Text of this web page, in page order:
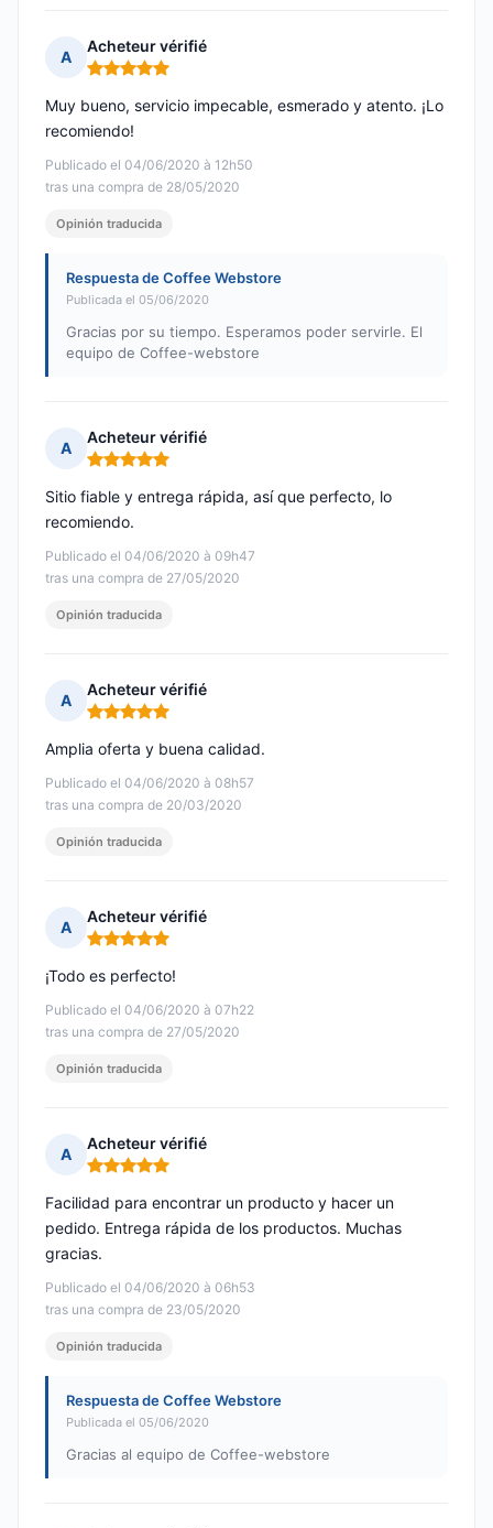
A
Acheteur vérifié
Nota: 5 de 5
Publicado el 04/06/2020 à 12h50
tras una compra de 28/05/2020
Muy bueno, servicio impecable, esmerado y atento. ¡Lo
recomiendo!
Opinión traducida
Respuesta de Coffee Webstore
Publicada el 05/06/2020
Gracias por su tiempo. Esperamos poder servirle. El
equipo de Coffee-webstore
A
Acheteur vérifié
Nota: 5 de 5
Publicado el 04/06/2020 à 09h47
tras una compra de 27/05/2020
Sitio fiable y entrega rápida, así que perfecto, lo
recomiendo.
Opinión traducida
A
Acheteur vérifié
Nota: 5 de 5
Publicado el 04/06/2020 à 08h57
tras una compra de 20/03/2020
Amplia oferta y buena calidad.
Opinión traducida
A
Acheteur vérifié
Nota: 5 de 5
Publicado el 04/06/2020 à 07h22
tras una compra de 27/05/2020
¡Todo es perfecto!
Opinión traducida
A
Acheteur vérifié
Nota: 5 de 5
Publicado el 04/06/2020 à 06h53
tras una compra de 23/05/2020
Facilidad para encontrar un producto y hacer un
pedido. Entrega rápida de los productos. Muchas
gracias.
Opinión traducida
Respuesta de Coffee Webstore
Publicada el 05/06/2020
Gracias al equipo de Coffee-webstore